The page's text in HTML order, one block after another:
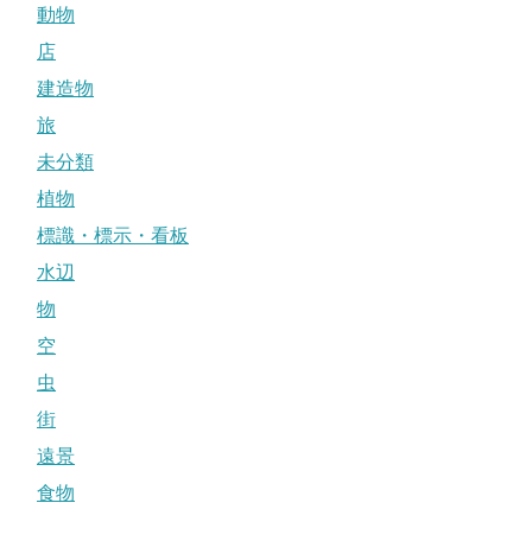
動物
店
建造物
旅
未分類
植物
標識・標示・看板
水辺
物
空
虫
街
遠景
食物